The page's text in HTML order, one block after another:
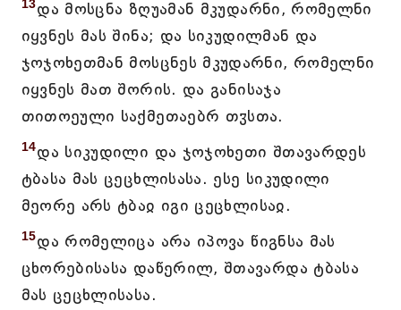
13და მოსცნა ზღუამან მკუდარნი, რომელნი
იყვნეს მას შინა; და სიკუდილმან და
ჯოჯოხეთმან მოსცნეს მკუდარნი, რომელნი
იყვნეს მათ შორის. და განისაჯა
თითოეული საქმეთაებრ თჳსთა.
14და სიკუდილი და ჯოჯოხეთი შთავარდეს
ტბასა მას ცეცხლისასა. ესე სიკუდილი
მეორე არს ტბაჲ იგი ცეცხლისაჲ.
15და რომელიცა არა იპოვა წიგნსა მას
ცხორებისასა დაწერილ, შთავარდა ტბასა
მას ცეცხლისასა.